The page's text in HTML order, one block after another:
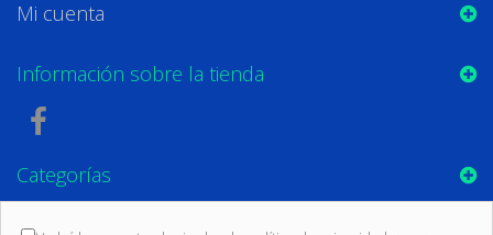
Mi cuenta
Información sobre la tienda
Categorías